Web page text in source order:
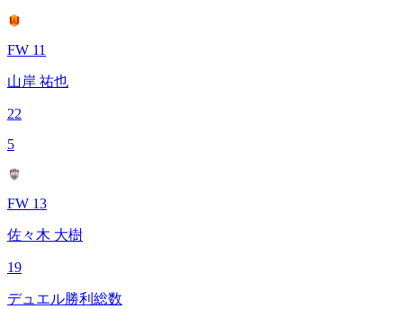
FW 11
山岸 祐也
22
5
FW 13
佐々木 大樹
19
デュエル勝利総数